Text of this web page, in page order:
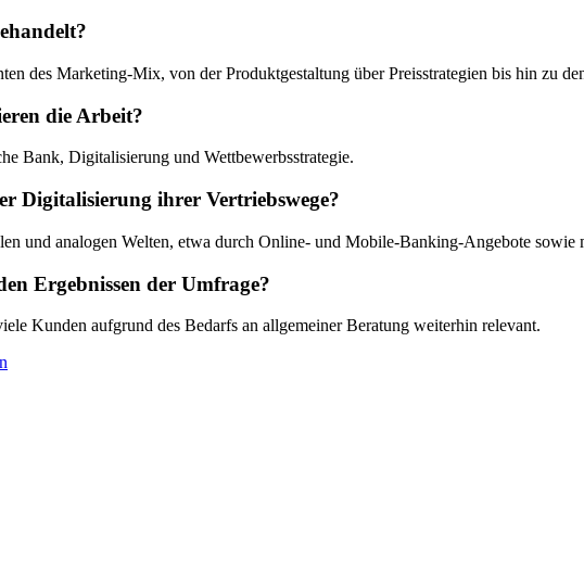
des Marketing-Mix, von der Produktgestaltung über Preisstrategien bis hin zu
die Arbeit?
Bank, Digitalisierung und Wettbewerbsstrategie.
Digitalisierung ihrer Vertriebswege?
und analogen Welten, etwa durch Online- und Mobile-Banking-Angebote sowie
Ergebnissen der Umfrage?
Kunden aufgrund des Bedarfs an allgemeiner Beratung weiterhin relevant.